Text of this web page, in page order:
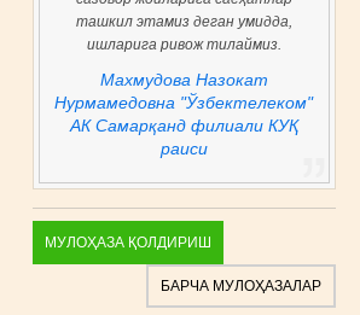
ташкил этамиз деган умидда,
ишларига ривож тилаймиз.
Махмудова Назокат
Нурмамедовна "Ўзбектелеком"
АК Самарқанд филиали КУҚ
раиси
МУЛОҲАЗА ҚОЛДИРИШ
БАРЧА МУЛОҲАЗАЛАР